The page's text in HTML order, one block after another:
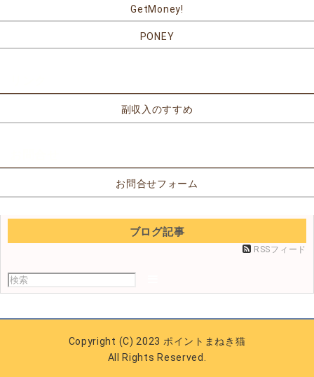
GetMoney!
PONEY
副収入のすすめ
お問合せフォーム
ブログ記事
RSSフィード
Copyright (C) 2023 ポイントまねき猫
All Rights Reserved.